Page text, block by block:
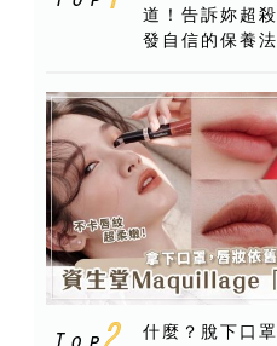
道！告訴妳超
發自信的保養
什麼？脫下口